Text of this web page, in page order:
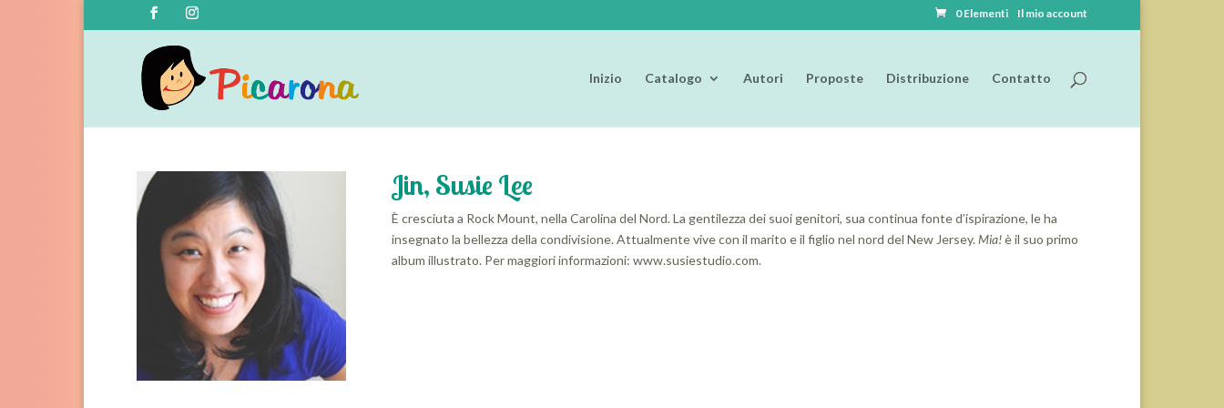
Il mio account
0 Elementi
Inizio Catalogo Autori Proposte Distribuzione Contatto
Jin, Susie Lee
È cresciuta a Rock Mount, nella Carolina del Nord. La gentilezza dei suoi genitori, sua continua fonte d’ispirazione, le ha
insegnato la bellezza della condivisione. Attualmente vive con il marito e il figlio nel nord del New Jersey.Mia!è il suo primo
album illustrato. Per maggiori informazioni: www.susiestudio.com.